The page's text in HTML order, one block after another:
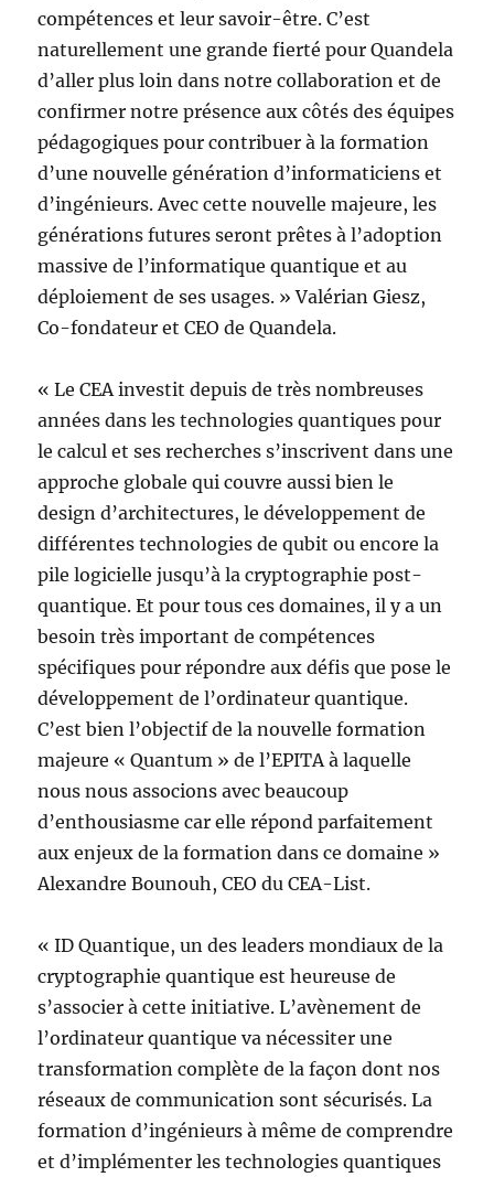
compétences et leur savoir-être. C’est
naturellement une grande fierté pour Quandela
d’aller plus loin dans notre collaboration et de
confirmer notre présence aux côtés des équipes
pédagogiques pour contribuer à la formation
d’une nouvelle génération d’informaticiens et
d’ingénieurs. Avec cette nouvelle majeure, les
générations futures seront prêtes à l’adoption
massive de l’informatique quantique et au
déploiement de ses usages. » Valérian Giesz,
Co-fondateur et CEO de Quandela.
« Le CEA investit depuis de très nombreuses
années dans les technologies quantiques pour
le calcul et ses recherches s’inscrivent dans une
approche globale qui couvre aussi bien le
design d’architectures, le développement de
différentes technologies de qubit ou encore la
pile logicielle jusqu’à la cryptographie post-
quantique. Et pour tous ces domaines, il y a un
besoin très important de compétences
spécifiques pour répondre aux défis que pose le
développement de l’ordinateur quantique.
C’est bien l’objectif de la nouvelle formation
majeure « Quantum » de l’EPITA à laquelle
nous nous associons avec beaucoup
d’enthousiasme car elle répond parfaitement
aux enjeux de la formation dans ce domaine »
Alexandre Bounouh, CEO du CEA-List.
« ID Quantique, un des leaders mondiaux de la
cryptographie quantique est heureuse de
s’associer à cette initiative. L’avènement de
l’ordinateur quantique va nécessiter une
transformation complète de la façon dont nos
réseaux de communication sont sécurisés. La
formation d’ingénieurs à même de comprendre
et d’implémenter les technologies quantiques